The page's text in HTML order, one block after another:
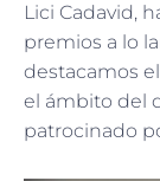
Lici Cadavid,
premios a lo
destacamos
el ámbito del
patrocinado